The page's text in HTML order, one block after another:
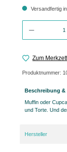
Versandfertig
Zum
Produktnummer:
Beschreibung
Muffin oder
und Torte. Und
Hersteller